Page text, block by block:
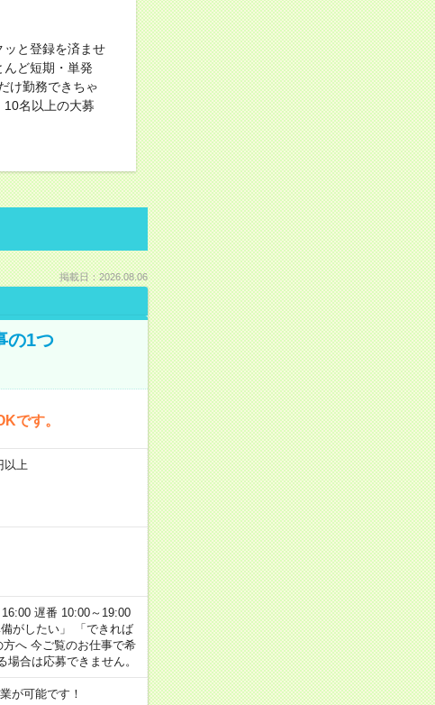
ッと登録を済ませ
ど短期・単発
け勤務できちゃ
10名以上の大募
掲載日：2026.08.06
の1つ
です。
上
遅番 10:00～19:00
がしたい」 「できれば
へ 今ご覧のお仕事で希
合は応募できません。
が可能です！